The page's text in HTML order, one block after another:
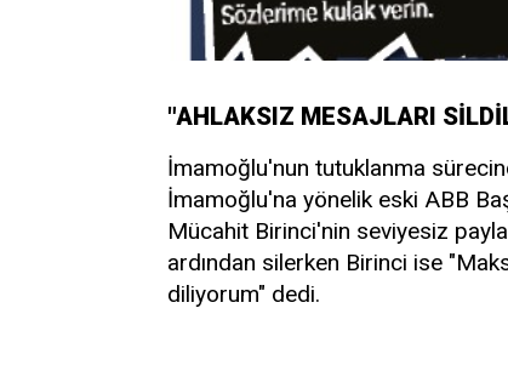
"AHLAKSIZ MESAJLARI
İmamoğlu'nun tutuklanma
İmamoğlu'na yönelik eski ABB
Mücahit Birinci'nin seviyesiz
ardından silerken Birinci ise
diliyorum" dedi.